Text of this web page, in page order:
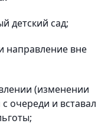
детский сад;
направление вне
(изменении
очереди и вставал